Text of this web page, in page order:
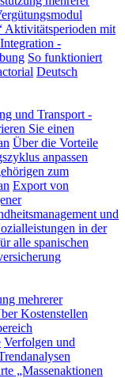
Aktivitätsperioden mit
-
So funktioniert
Deutsch
und Transport -
Sie einen
Über die Vorteile
anpassen
zum
Export von
und
in der
alle spanischen
mehrerer
Kostenstellen
Verfolgen und
„Massenaktionen